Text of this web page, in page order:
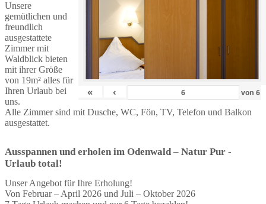
« ‹ von 6
Unsere
gemütlichen und
freundlich
ausgestattete
Zimmer mit
Waldblick bieten
mit ihrer Größe
von 19m² alles für
Ihren Urlaub bei
uns.
Alle Zimmer sind mit Dusche, WC, Fön, TV, Telefon und Balkon
ausgestattet.
Ausspannen und erholen im Odenwald – Natur Pur -
Urlaub total!
Unser Angebot für Ihre Erholung!
Von Februar – April 2026 und Juli – Oktober 2026